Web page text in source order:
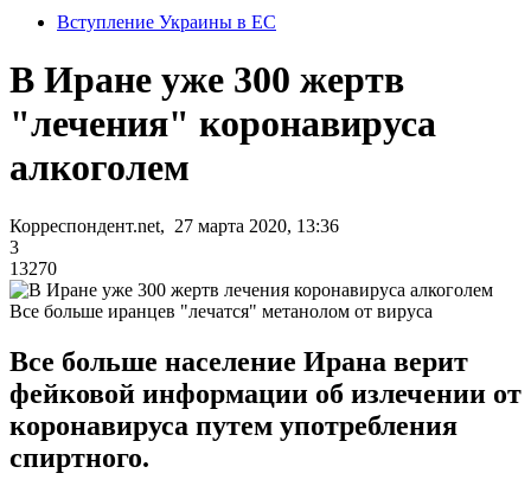
Вступление Украины в ЕС
В Иране уже 300 жертв
"лечения" коронавируса
алкоголем
Корреспондент.net, 27 марта 2020, 13:36
3
13270
Все больше иранцев "лечатся" метанолом от вируса
Все больше население Ирана верит
фейковой информации об излечении от
коронавируса путем употребления
спиртного.